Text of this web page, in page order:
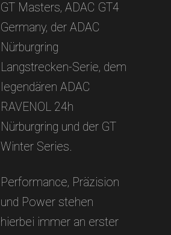
GT Masters, ADAC GT4
Germany, der ADAC
Nürburgring
Langstrecken-Serie, dem
legendären ADAC
RAVENOL 24h
Nürburgring und der GT
Winter Series.
Performance, Präzision
und Power stehen
hierbei immer an erster